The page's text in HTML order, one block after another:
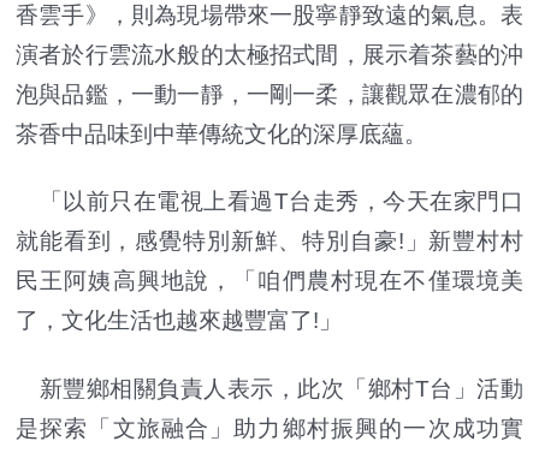
香雲手》，則為現場帶來一股寧靜致遠的氣息。表
演者於行雲流水般的太極招式間，展示着茶藝的沖
泡與品鑑，一動一靜，一剛一柔，讓觀眾在濃郁的
茶香中品味到中華傳統文化的深厚底蘊。
「以前只在電視上看過T台走秀，今天在家門口
就能看到，感覺特別新鮮、特別自豪!」新豐村村
民王阿姨高興地說，「咱們農村現在不僅環境美
了，文化生活也越來越豐富了!」
新豐鄉相關負責人表示，此次「鄉村T台」活動
是探索「文旅融合」助力鄉村振興的一次成功實